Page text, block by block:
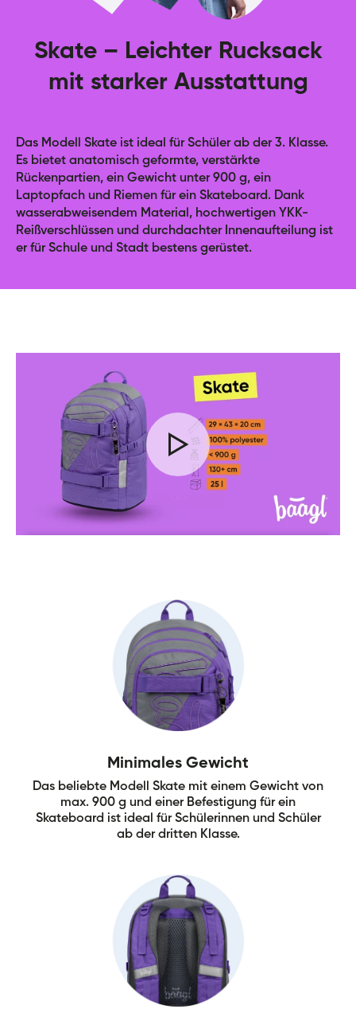
dem Rücken ermöglichen.
JUMBO MOON SCHULHEFTHÜLLEN
anderen Dokumenten, mit einer Innenklappe gegen
- Die Mappen haben eine obere und eine untere
Klappe, so dass nichts herausfallen kann.
- Die Mappen sind mit zwei Gummibändern versehen,
um ein spontanes Öffnen zu verhindern.
MOON PURSE
- Praktische Schlaufe zur Befestigung eines Karabiners.
Skate – Leichter Rucksack
mit starker Ausstattung
Das Modell Skate ist ideal für Schüler ab der 3. Klasse.
Es bietet anatomisch geformte, verstärkte
Rückenpartien, ein Gewicht unter 900 g, ein
Laptopfach und Riemen für ein Skateboard. Dank
wasserabweisendem Material, hochwertigen YKK-
Reißverschlüssen und durchdachter Innenaufteilung ist
er für Schule und Stadt bestens gerüstet.
Minimales Gewicht
Das beliebte Modell Skate mit einem Gewicht von
max. 900 g und einer Befestigung für ein
Skateboard ist ideal für Schülerinnen und Schüler
ab der dritten Klasse.